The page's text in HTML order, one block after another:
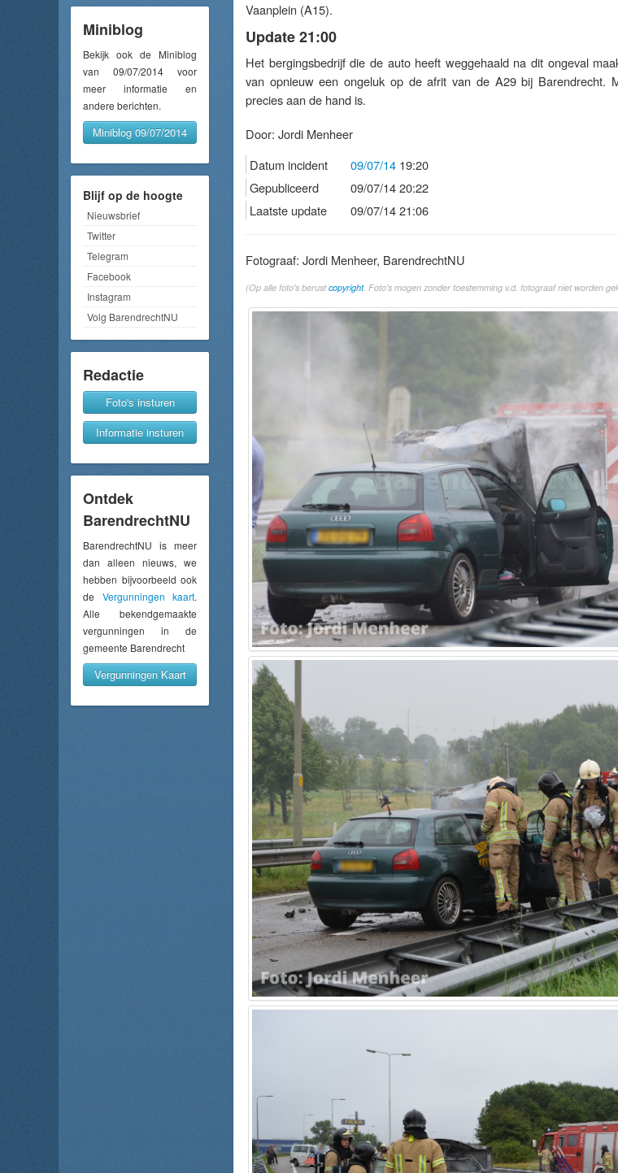
Miniblog
Bekijk ook de Miniblog
van 09/07/2014 voor
meer informatie en
andere berichten.
Miniblog 09/07/2014
Blijf op de hoogte
Nieuwsbrief
Twitter
Telegram
Facebook
Instagram
Volg BarendrechtNU
Redactie
Foto's insturen
Informatie insturen
Ontdek
BarendrechtNU
BarendrechtNU is meer
dan alleen nieuws, we
hebben bijvoorbeeld ook
de Vergunningen kaart.
Alle bekendgemaakte
vergunningen in de
gemeente Barendrecht
Vergunningen Kaart
Vaanplein (A15).
Update 21:00
Het bergingsbedrijf die de auto heeft weggehaald na dit ongeval
van opnieuw een ongeluk op de afrit van de A29 bij Barendrecht.
precies aan de hand is.
Door: Jordi Menheer
Datum incident
09/07/14 19:20
Gepubliceerd
09/07/14 20:22
Laatste update
09/07/14 21:06
Fotograaf: Jordi Menheer, BarendrechtNU
(Op alle foto's berustcopyright. Foto's mogen zonder toestemming v.d. fotograaf niet worden